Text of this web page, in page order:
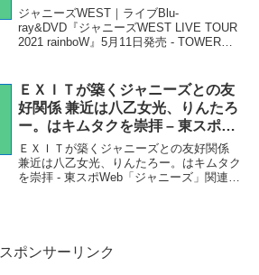
11日発売 – TOWER RECORDS
ONLINE – TOWER RECORDS
ONLINE
ジャニーズWEST｜ライブBlu-
ray&DVD『ジャニーズWEST LIVE TOUR
2021 rainboW』5月11日発売 - TOWER
ＥＸＩＴが築くジャニーズとの友
好関係 兼近は八乙女光、りんたろ
ー。はキムタクを崇拝 – 東スポ
Web
ＥＸＩＴが築くジャニーズとの友好関係
兼近は八乙女光、りんたろー。はキムタク
を崇拝 - 東スポWeb「ジャニーズ」関連商
スポンサーリンク